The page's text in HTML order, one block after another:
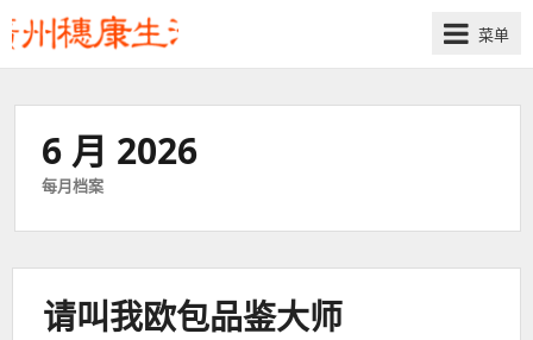
菜单
6 月 2026
每月档案
请叫我欧包品鉴大师